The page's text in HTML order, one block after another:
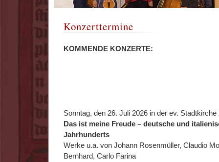
Konzerttermine
KOMMENDE KONZERTE:
Sonntag, den 26. Juli 2026 in der ev.
Das ist meine Freude – deutsche und
Jahrhunderts
Werke u.a. von Johann Rosenmüller, Claudio
Bernhard, Carlo Farina